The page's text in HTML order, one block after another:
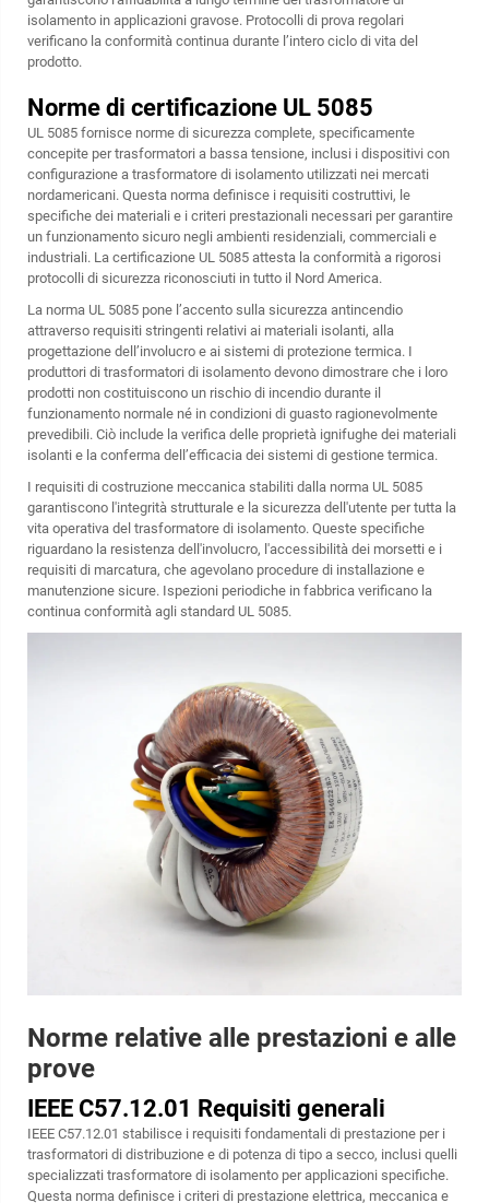
isolamento in applicazioni gravose. Protocolli di prova regolari
verificano la conformità continua durante l’intero ciclo di vita del
prodotto.
Norme di certificazione UL 5085
UL 5085 fornisce norme di sicurezza complete, specificamente
concepite per trasformatori a bassa tensione, inclusi i dispositivi con
configurazione a trasformatore di isolamento utilizzati nei mercati
nordamericani. Questa norma definisce i requisiti costruttivi, le
specifiche dei materiali e i criteri prestazionali necessari per garantire
un funzionamento sicuro negli ambienti residenziali, commerciali e
industriali. La certificazione UL 5085 attesta la conformità a rigorosi
protocolli di sicurezza riconosciuti in tutto il Nord America.
La norma UL 5085 pone l’accento sulla sicurezza antincendio
attraverso requisiti stringenti relativi ai materiali isolanti, alla
progettazione dell’involucro e ai sistemi di protezione termica. I
produttori di trasformatori di isolamento devono dimostrare che i loro
prodotti non costituiscono un rischio di incendio durante il
funzionamento normale né in condizioni di guasto ragionevolmente
prevedibili. Ciò include la verifica delle proprietà ignifughe dei materiali
isolanti e la conferma dell’efficacia dei sistemi di gestione termica.
I requisiti di costruzione meccanica stabiliti dalla norma UL 5085
garantiscono l'integrità strutturale e la sicurezza dell'utente per tutta la
vita operativa del trasformatore di isolamento. Queste specifiche
riguardano la resistenza dell'involucro, l'accessibilità dei morsetti e i
requisiti di marcatura, che agevolano procedure di installazione e
manutenzione sicure. Ispezioni periodiche in fabbrica verificano la
continua conformità agli standard UL 5085.
Norme relative alle prestazioni e alle
prove
IEEE C57.12.01 Requisiti generali
IEEE C57.12.01 stabilisce i requisiti fondamentali di prestazione per i
trasformatori di distribuzione e di potenza di tipo a secco, inclusi quelli
specializzati trasformatore di isolamento per applicazioni specifiche.
Questa norma definisce i criteri di prestazione elettrica, meccanica e